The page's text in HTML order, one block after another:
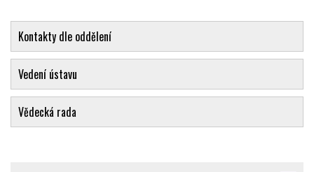
Kontakty dle oddělení
Vedení ústavu
Vědecká rada